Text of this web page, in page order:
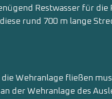
Restwasser für die
rund 700 m lange
Wehranlage fließen
der Wehranlage des